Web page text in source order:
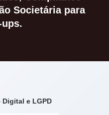
Societária para
ups.
Digital e LGPD